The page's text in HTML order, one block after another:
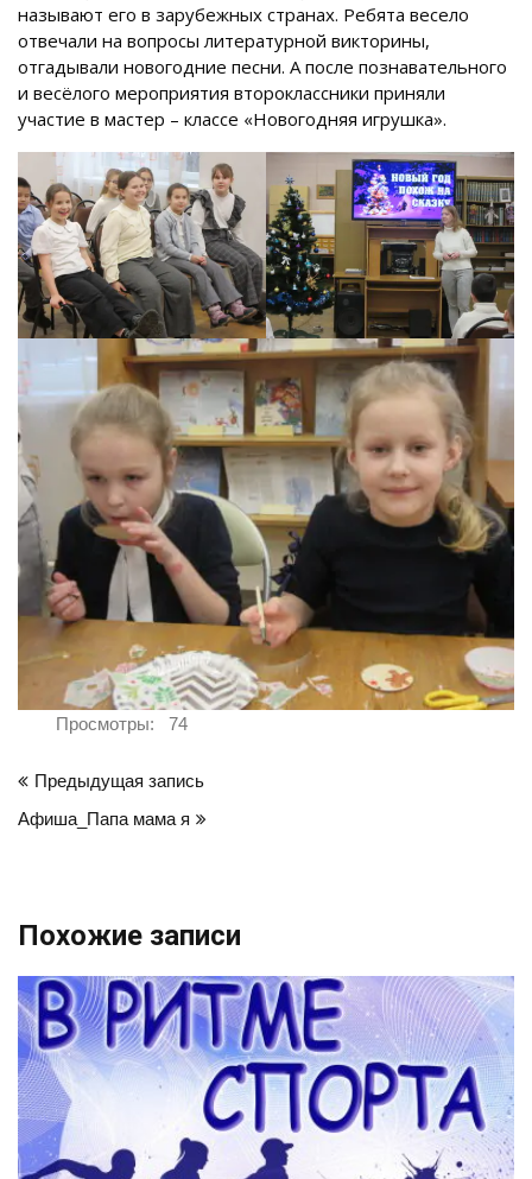
называют его в зарубежных странах. Ребята весело
отвечали на вопросы литературной викторины,
отгадывали новогодние песни. А после познавательного
и весёлого мероприятия второклассники приняли
участие в мастер – классе «Новогодняя игрушка».
Просмотры: 74
по
Предыдущая запись
Афиша_Папа мама я
Похожие записи